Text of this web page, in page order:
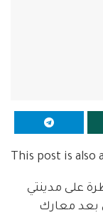
This post is also
على مدينتي
بعد معارك